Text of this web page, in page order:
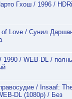
Гхош / 1996 /
Love / Сунил
1990 / WEB-DL /
/ Insaaf:
DL (1080p) / Без